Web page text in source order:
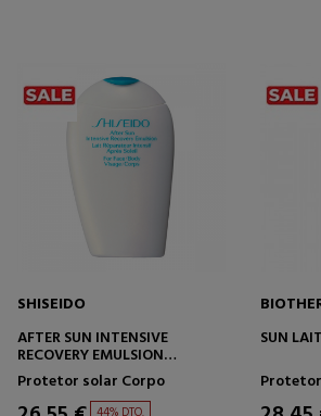
SHISEIDO
AFTER SUN INTENSIVE
RECOVERY EMULSION
(FACE/BODY)
Protetor solar Corpo
SUN